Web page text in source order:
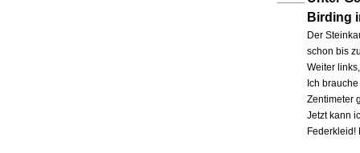
Birding
Der
schon bis
Weiter
Ich
Zentimeter
Jetzt kann